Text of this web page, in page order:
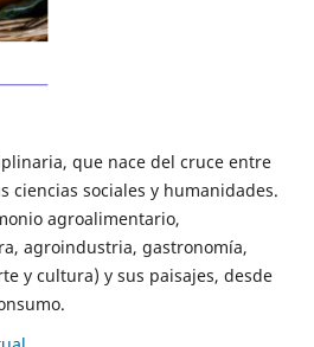
que nace del cruce entre
ciencias sociales y humanidades.
agroalimentario,
agroindustria, gastronomía,
y cultura) y sus paisajes, desde